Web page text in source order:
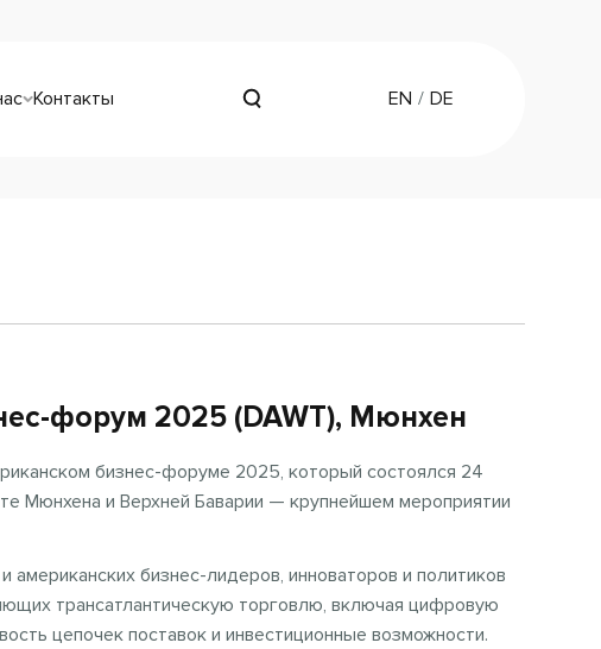
Контакты EN DE
форум 2025 (DAWT), Мюнхен
бизнес-форуме 2025, который состоялся 24
Мюнхена и Верхней Баварии — крупнейшем мероприятии
бизнес-лидеров, инноваторов и политиков
трансатлантическую торговлю, включая цифровую
цепочек поставок и инвестиционные возможности.